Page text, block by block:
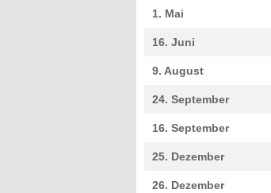
1. Mai
16. Juni
9. August
24. September
16. September
25. Dezember
26. Dezember